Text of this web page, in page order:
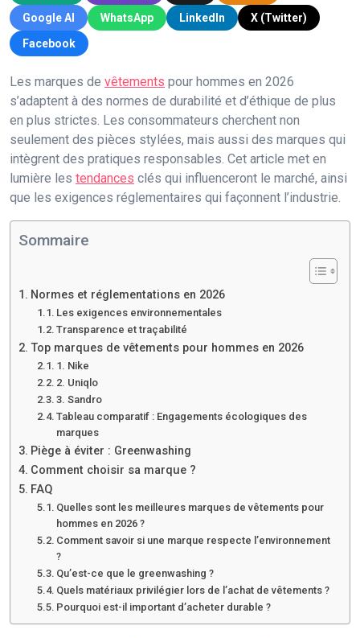
Google AI
WhatsApp LinkedIn
X (Twitter)
Facebook
Les marques de vêtements pour hommes en 2026
s’adaptent à des normes de durabilité et d’éthique de plus
en plus strictes. Les consommateurs cherchent non
seulement des pièces stylées, mais aussi des marques qui
intègrent des pratiques responsables. Cet article met en
lumière les tendances clés qui influenceront le marché, ainsi
que les exigences réglementaires qui façonnent l’industrie.
Sommaire
Normes et réglementations en 2026
Les exigences environnementales
Transparence et traçabilité
Top marques de vêtements pour hommes en 2026
1. Nike
2. Uniqlo
3. Sandro
Tableau comparatif : Engagements écologiques des
marques
Piège à éviter : Greenwashing
Comment choisir sa marque ?
FAQ
Quelles sont les meilleures marques de vêtements pour
hommes en 2026 ?
Comment savoir si une marque respecte l’environnement
?
Qu’est-ce que le greenwashing ?
Quels matériaux privilégier lors de l’achat de vêtements ?
Pourquoi est-il important d’acheter durable ?